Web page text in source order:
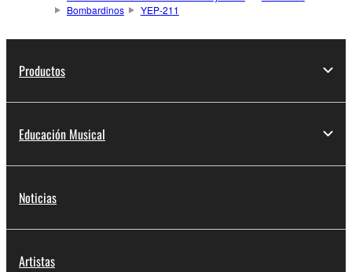
Bombardinos
YEP-211
Productos
Educación Musical
Noticias
Artistas